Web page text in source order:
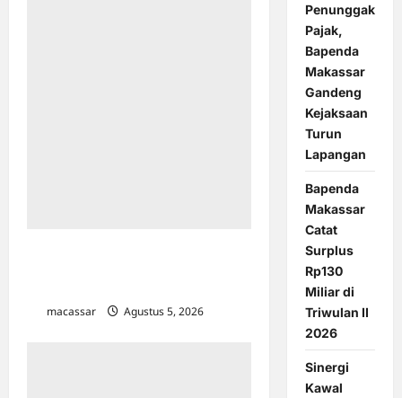
macassar
Agustus 5, 2026
Penunggak
Pajak,
Bapenda
Makassar
Gandeng
Kejaksaan
Turun
Lapangan
Bapenda
Makassar
Catat
Surplus
Rp130
Miliar di
Triwulan II
2026
Sinergi
Kawal